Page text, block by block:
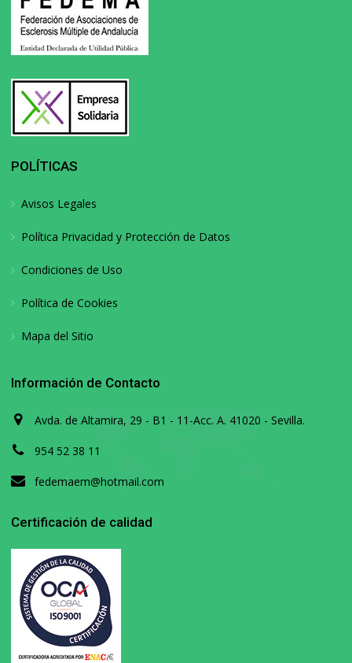
POLÍTICAS
Avisos Legales
Política Privacidad y Protección de Datos
Condiciones de Uso
Política de Cookies
Mapa del Sitio
Información de Contacto
Avda. de Altamira, 29 - B1 - 11-Acc. A. 41020 - Sevilla.
954 52 38 11
fedemaem@hotmail.com
Certificación de calidad